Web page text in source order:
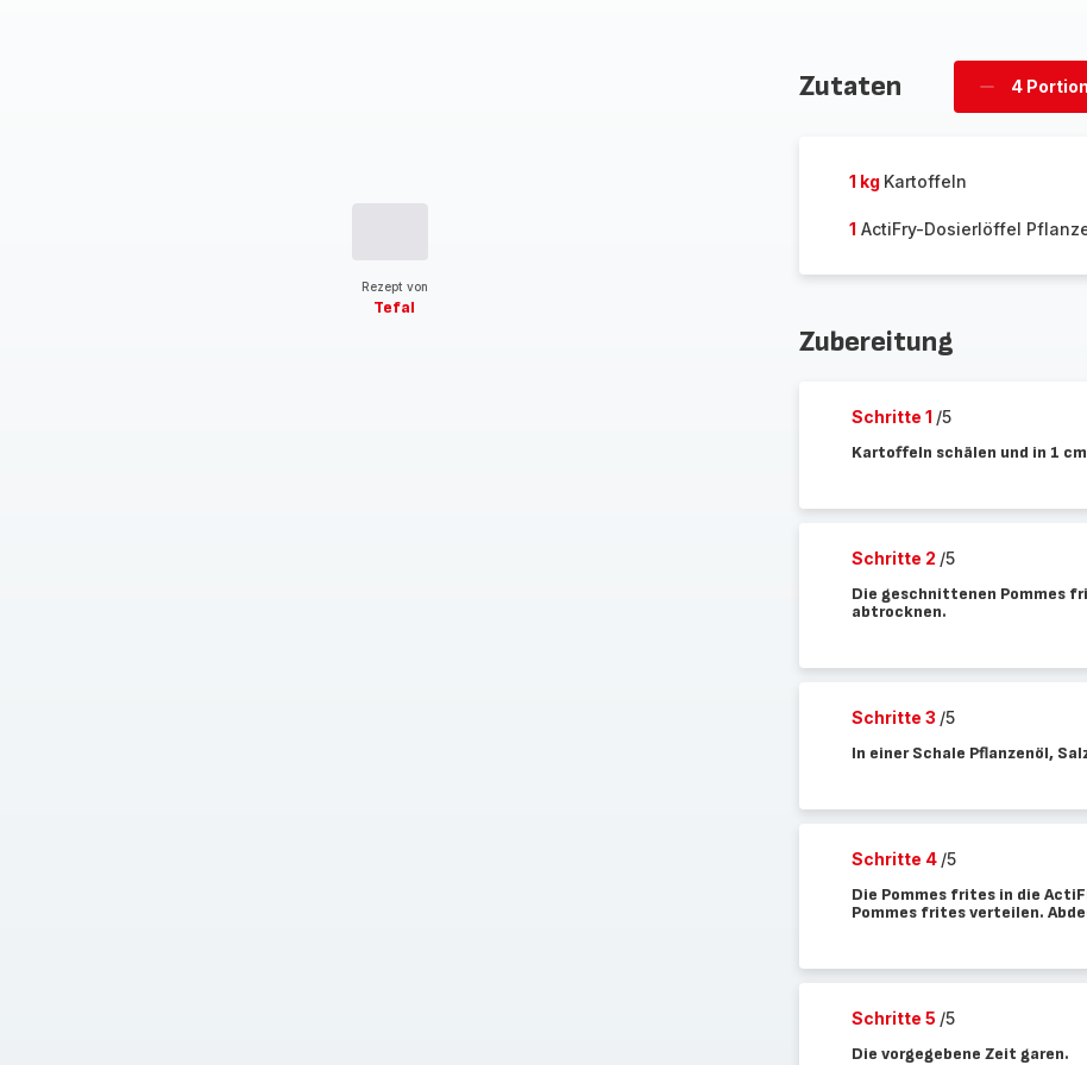
Rezept von
Tefal
Zutaten
Portion
4 Portion
1 kg Kartoffeln
1 ActiFry-Dosierlöffel
Zubereitung
Schritte 1 /5
Kartoffeln schälen und in 1
Schritte 2 /5
Die geschnittenen Pommes
abtrocknen.
Schritte 3 /5
In einer Schale Pflanzenöl,
Schritte 4 /5
Die Pommes frites in die
Pommes frites verteilen.
Schritte 5 /5
Die vorgegebene Zeit garen.